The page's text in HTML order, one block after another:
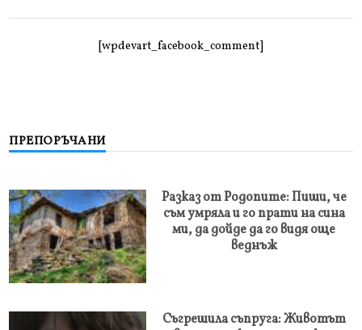
[wpdevart_facebook_comment]
ПРЕПОРЪЧАНИ
Разказ от Родопите: Пиши, че
съм умряла и го прати на сина
ми, да дойде да го видя още
веднъж
Съгрешила съпруга: Животът